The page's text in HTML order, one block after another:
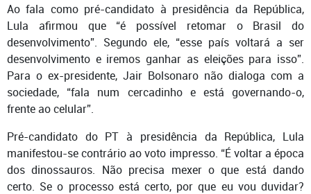
Ao fala como pré-candidato à presidência da República,
Lula afirmou que “é possível retomar o Brasil do
desenvolvimento”. Segundo ele, “esse país voltará a ser
desenvolvimento e iremos ganhar as eleições para isso”.
Para o ex-presidente, Jair Bolsonaro não dialoga com a
sociedade, “fala num cercadinho e está governando-o,
frente ao celular”.
Pré-candidato do PT à presidência da República, Lula
manifestou-se contrário ao voto impresso. “É voltar a época
dos dinossauros. Não precisa mexer o que está dando
certo. Se o processo está certo, por que eu vou duvidar?